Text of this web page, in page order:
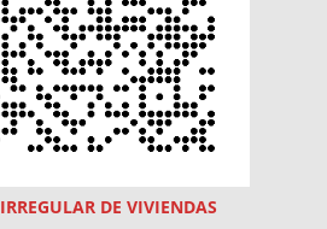
IRREGULAR DE VIVIENDAS